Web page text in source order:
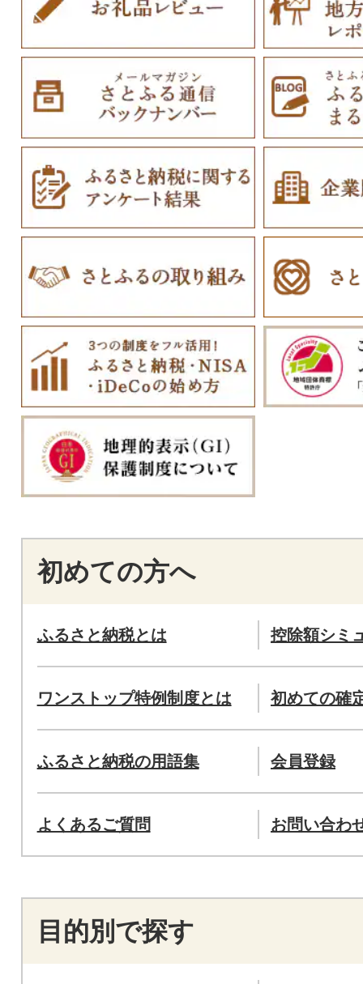
初めての方へ
ふるさと納税とは 控除額シミ
ワンストップ特例制度とは 初めての確
ふるさと納税の用語集 会員登録
よくあるご質問 お問い合わ
目的別で探す